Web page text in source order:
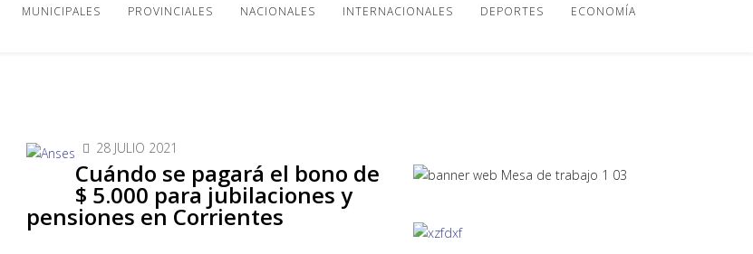
MUNICIPALES PROVINCIALES NACIONALES INTERNACIONALES DEPORTES ECONOMÍA
28 JULIO 2021
Cuándo se pagará el bono de
$ 5.000 para jubilaciones y
pensiones en Corrientes